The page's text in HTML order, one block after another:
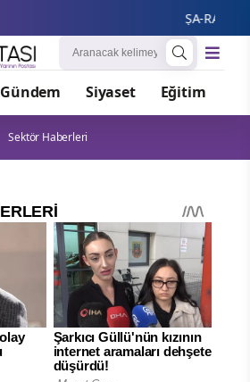
ŞA-RA
Gündem Siyaset Eğitim
Sektör Haberleri